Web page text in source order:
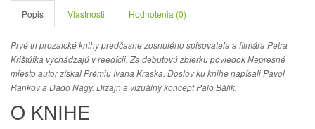
Popis Vlastnosti Hodnotenia (0)
Prvé tri prozaické knihy predčasne zosnulého spisovateľa a filmára Petra
Krištúfka vychádzajú v reedícii. Za debutovú zbierku poviedok Nepresné
miesto autor získal Prémiu Ivana Kraska. Doslov ku knihe napísali Pavol
Rankov a Dado Nagy. Dizajn a vizuálny koncept Palo Bálik.
O KNIHE